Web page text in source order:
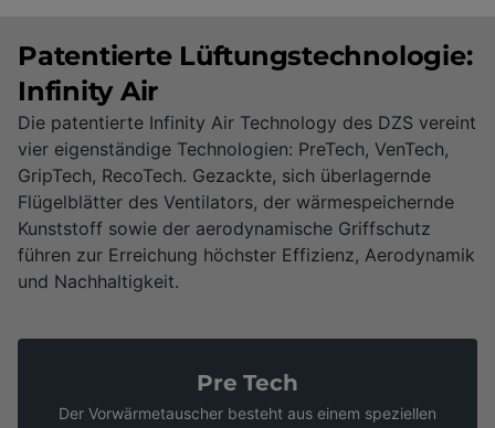
Patentierte Lüftungstechnologie:
Infinity Air
Die patentierte Infinity Air Technology des DZS vereint
vier eigenständige Technologien: PreTech, VenTech,
GripTech, RecoTech. Gezackte, sich überlagernde
Flügelblätter des Ventilators, der wärmespeichernde
Kunststoff sowie der aerodynamische Griffschutz
führen zur Erreichung höchster Effizienz, Aerodynamik
und Nachhaltigkeit.
Pre Tech
Der Vorwärmetauscher besteht aus einem speziellen